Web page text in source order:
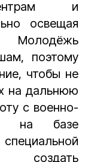
и
освещая
поэтому
чтобы не
на дальнюю
с военно-
на базе
создать